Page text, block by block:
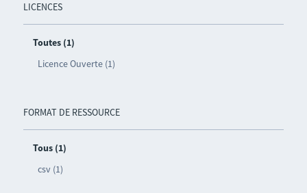
LICENCES
Toutes (1)
Licence Ouverte (1)
FORMAT DE RESSOURCE
Tous (1)
csv (1)